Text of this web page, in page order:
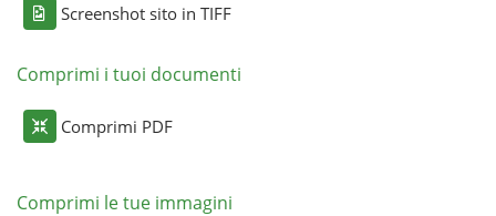
Screenshot sito in TIFF
Comprimi i tuoi documenti
Comprimi PDF
Comprimi le tue immagini